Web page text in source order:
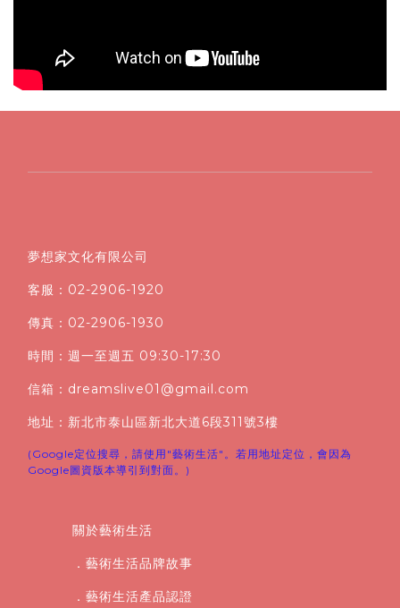
夢想家文化有限公司
客服：02-2906-1920
傳真：02-2906-1930
時間：週一至週五 09:30-17:30
信箱：dreamslive01@gmail.com
地址：新北市泰山區新北大道6段311號3樓
(Google定位搜尋，請使用"藝術生活"。若用地址定位，會因為
Google圖資版本導引到對面。)
關於藝術生活
．藝術生活品牌故事
．藝術生活產品認證